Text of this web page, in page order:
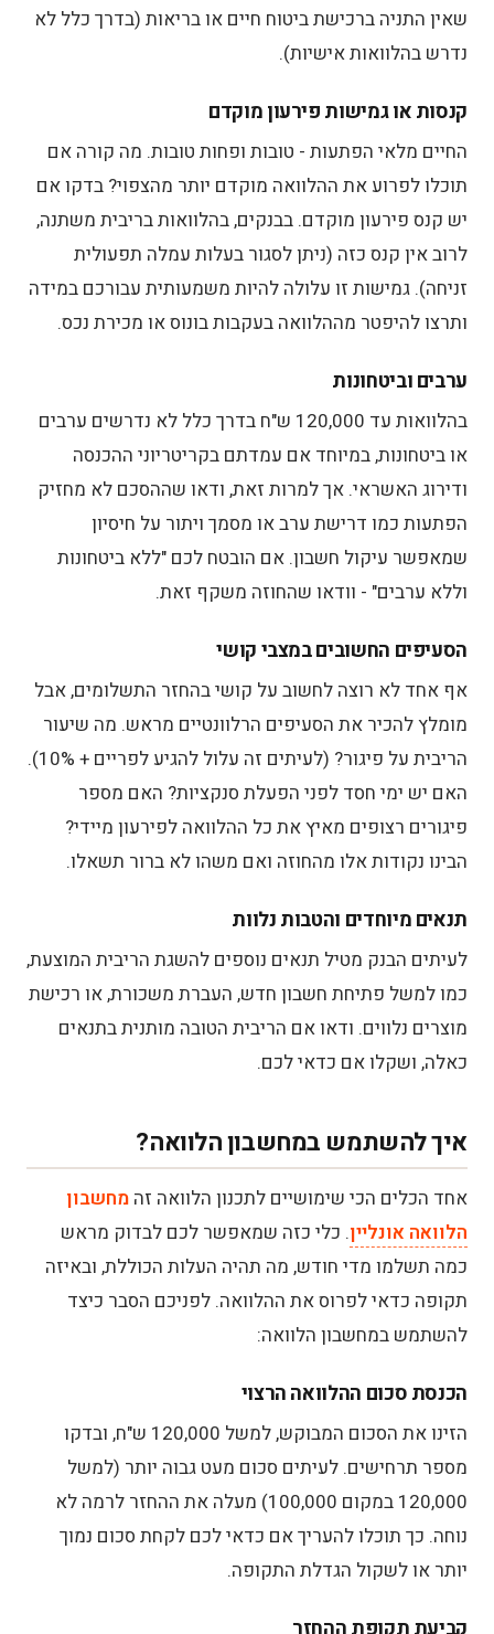
שאין התניה ברכישת ביטוח חיים או בריאות (בדרך כלל לא
נדרש בהלוואות אישיות).
קנסות או גמישות פירעון מוקדם
החיים מלאי הפתעות - טובות ופחות טובות. מה קורה אם
תוכלו לפרוע את ההלוואה מוקדם יותר מהצפוי? בדקו אם
יש קנס פירעון מוקדם. בבנקים, בהלוואות בריבית משתנה,
לרוב אין קנס כזה (ניתן לסגור בעלות עמלה תפעולית
זניחה). גמישות זו עלולה להיות משמעותית עבורכם במידה
ותרצו להיפטר מההלוואה בעקבות בונוס או מכירת נכס.
ערבים וביטחונות
בהלוואות עד 120,000 ש"ח בדרך כלל לא נדרשים ערבים
או ביטחונות, במיוחד אם עמדתם בקריטריוני ההכנסה
ודירוג האשראי. אך למרות זאת, ודאו שההסכם לא מחזיק
הפתעות כמו דרישת ערב או מסמך ויתור על חיסיון
שמאפשר עיקול חשבון. אם הובטח לכם "ללא ביטחונות
וללא ערבים" - וודאו שהחוזה משקף זאת.
הסעיפים החשובים במצבי קושי
אף אחד לא רוצה לחשוב על קושי בהחזר התשלומים, אבל
מומלץ להכיר את הסעיפים הרלוונטיים מראש. מה שיעור
הריבית על פיגור? (לעיתים זה עלול להגיע לפריים + 10%).
האם יש ימי חסד לפני הפעלת סנקציות? האם מספר
פיגורים רצופים מאיץ את כל ההלוואה לפירעון מיידי?
הבינו נקודות אלו מהחוזה ואם משהו לא ברור תשאלו.
תנאים מיוחדים והטבות נלוות
לעיתים הבנק מטיל תנאים נוספים להשגת הריבית המוצעת,
כמו למשל פתיחת חשבון חדש, העברת משכורת, או רכישת
מוצרים נלווים. ודאו אם הריבית הטובה מותנית בתנאים
כאלה, ושקלו אם כדאי לכם.
איך להשתמש במחשבון הלוואה?
אחד הכלים הכי שימושיים לתכנון הלוואה זה מחשבון
הלוואה אונליין. כלי כזה שמאפשר לכם לבדוק מראש
כמה תשלמו מדי חודש, מה תהיה העלות הכוללת, ובאיזה
תקופה כדאי לפרוס את ההלוואה. לפניכם הסבר כיצד
להשתמש במחשבון הלוואה:
הכנסת סכום ההלוואה הרצוי
הזינו את הסכום המבוקש, למשל 120,000 ש"ח, ובדקו
מספר תרחישים. לעיתים סכום מעט גבוה יותר (למשל
120,000 במקום 100,000) מעלה את ההחזר לרמה לא
נוחה. כך תוכלו להעריך אם כדאי לכם לקחת סכום נמוך
יותר או לשקול הגדלת התקופה.